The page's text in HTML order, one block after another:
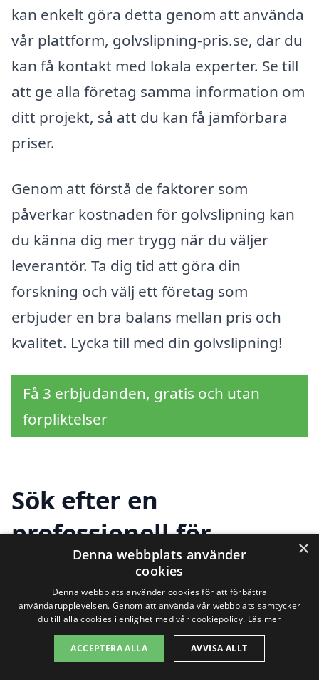
kan enkelt göra detta genom att använda
vår plattform, golvslipning-pris.se, där du
kan få kontakt med lokala experter. Se till
att ge alla företag samma information om
ditt projekt, så att du kan få jämförbara
priser.
Genom att förstå de faktorer som
påverkar kostnaden för golvslipning kan
du känna dig mer trygg när du väljer
leverantör. Ta dig tid att göra din
forskning och välj ett företag som
erbjuder en bra balans mellan pris och
kvalitet. Lycka till med din golvslipning!
Få 3 erbjudanden, gratis och utan
förpliktelser
Sök efter en
professionell för
golvslipning i andra
städer nära Stennäset
Att hitta en kompetent och pålitlig
×
Denna webbplats använder
cookies
Denna webbplats använder cookies för att förbättra
användarupplevelsen. Genom att använda vår webbplats samtycker
du till alla cookies i enlighet med vår cookiepolicy. Läs mer
ACCEPTERA ALLA AVVISA ALLT